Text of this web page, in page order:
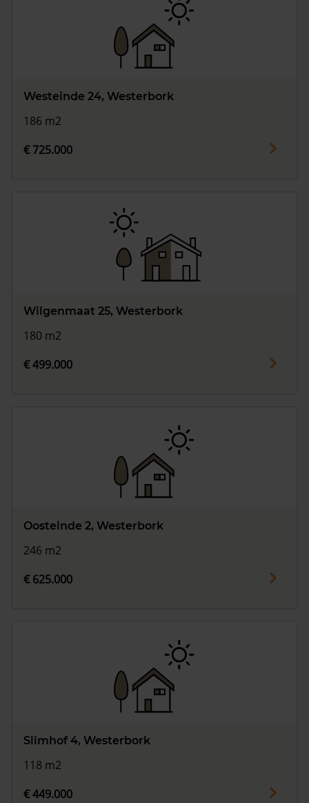
Westeinde 24, Westerbork
186 m2
€ 725.000
Wilgenmaat 25, Westerbork
180 m2
€ 499.000
Oosteinde 2, Westerbork
246 m2
€ 625.000
Slimhof 4, Westerbork
118 m2
€ 449.000